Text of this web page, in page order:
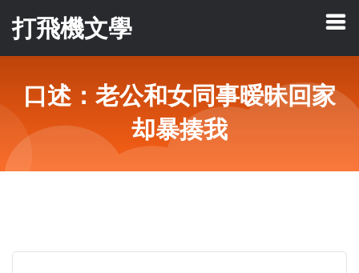
打飛機文學
口述：老公和女同事暧昧回家
却暴揍我